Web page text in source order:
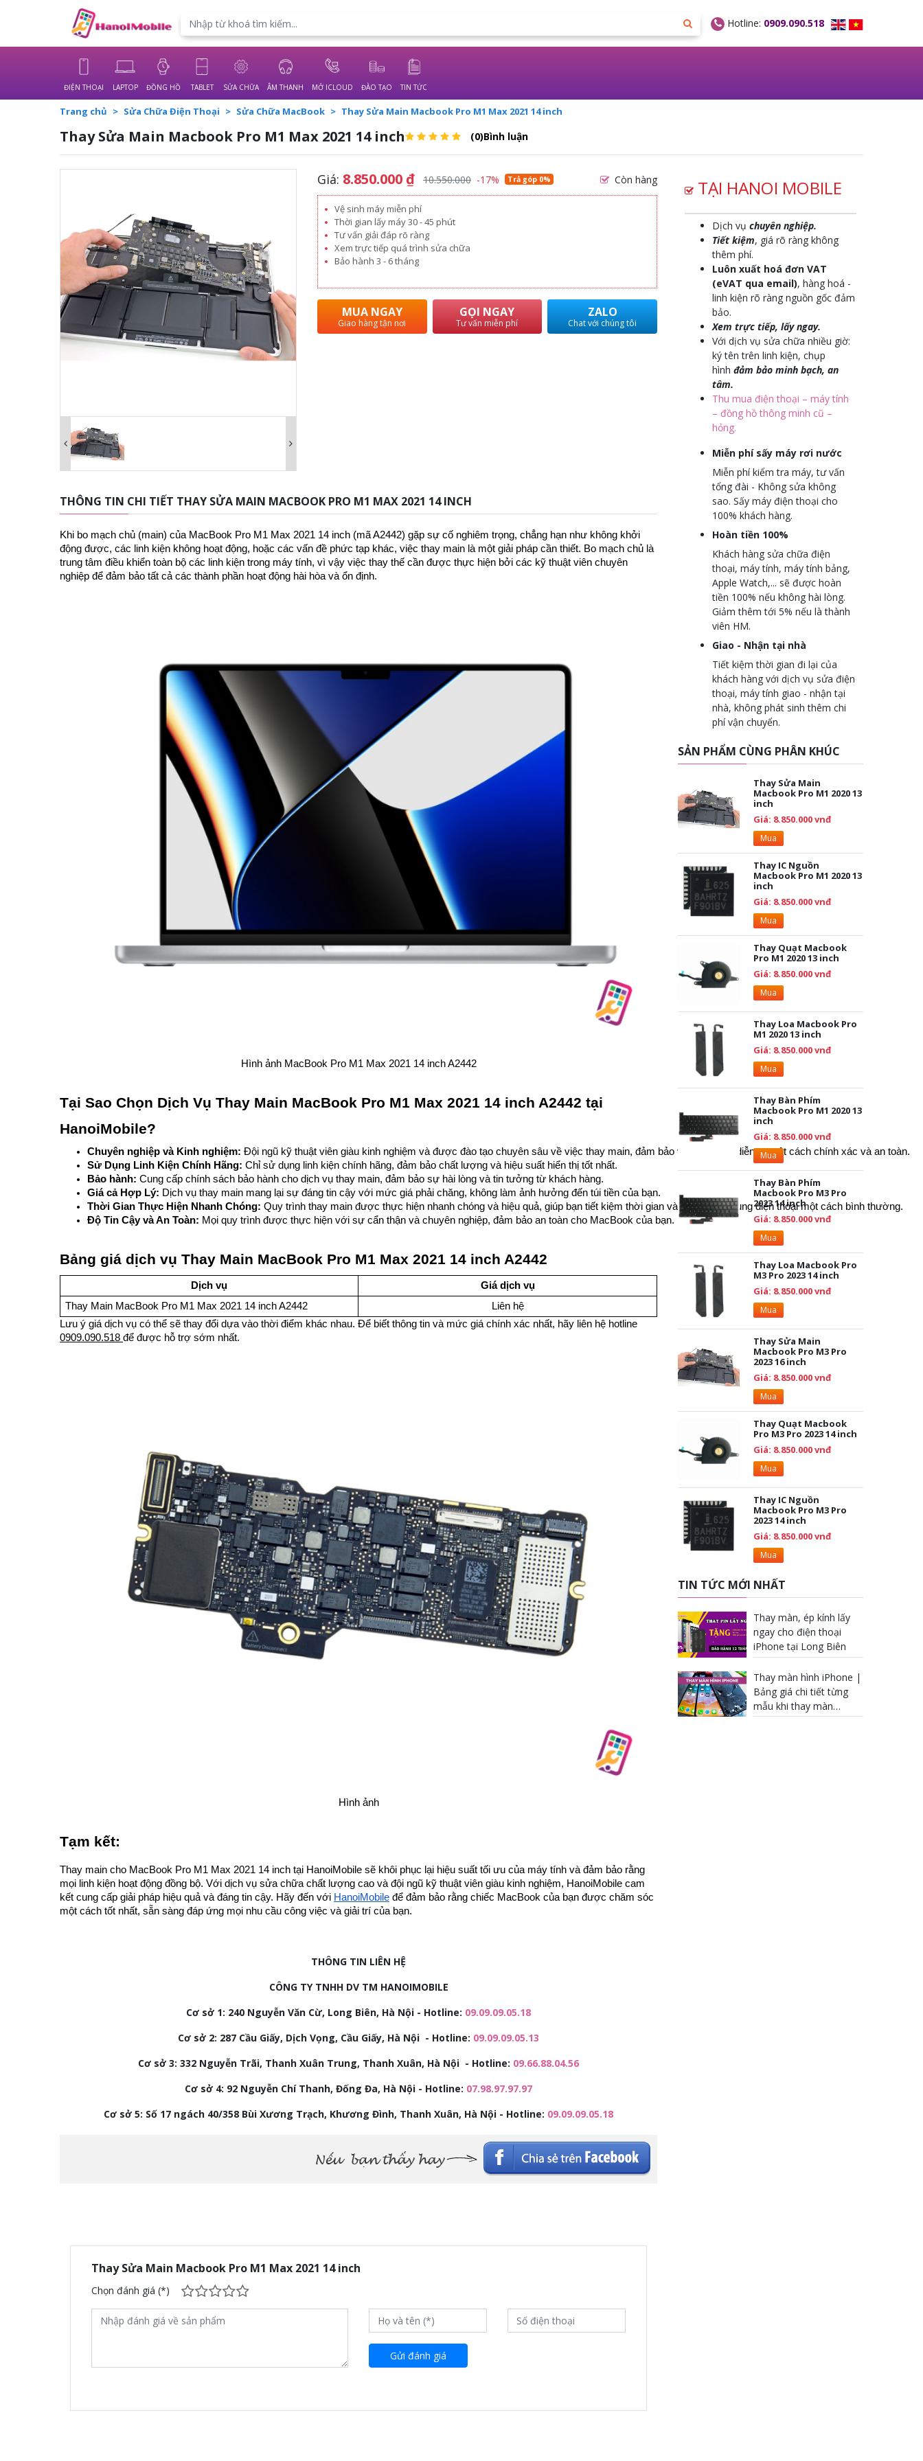
Translate Hotline: 0909.090.518
ĐIỆN THOẠI LAPTOP ĐỒNG HỒ TABLET SỬA CHỮA ÂM THANH MỞ ICLOUD ĐÀO TẠO TIN TỨC
Trang chủ Sửa Chữa Điện Thoại Sửa Chữa MacBook Thay Sửa Main Macbook Pro M1 Max 2021 14 inch
Thay Sửa Main Macbook Pro M1 Max 2021 14 inch (0)Bình luận
Giá: 8.850.000 ₫ 10.550.000 -17% Trả góp 0% Còn hàng
Vệ sinh máy miễn phí
Thời gian lấy máy 30 - 45 phút
Tư vấn giải đáp rõ ràng
Xem trực tiếp quá trình sửa chữa
Bảo hành 3 - 6 tháng
MUA NGAY
Giao hàng tận nơi
GỌI NGAY
Tư vấn miễn phí
ZALO
Chat với chúng tôi
THÔNG TIN CHI TIẾT THAY SỬA MAIN MACBOOK PRO M1 MAX 2021 14 INCH
Khi bo mạch chủ (main) của MacBook Pro M1 Max 2021 14 inch (mã A2442) gặp sự cố nghiêm trọng, chẳng hạn như không khởi
động được, các linh kiện không hoạt động, hoặc các vấn đề phức tạp khác, việc thay main là một giải pháp cần thiết. Bo mạch chủ là
trung tâm điều khiển toàn bộ các linh kiện trong máy tính, vì vậy việc thay thế cần được thực hiện bởi các kỹ thuật viên chuyên
nghiệp để đảm bảo tất cả các thành phần hoạt động hài hòa và ổn định.
Hình ảnh MacBook Pro M1 Max 2021 14 inch A2442
Tại Sao Chọn Dịch Vụ Thay Main MacBook Pro M1 Max 2021 14 inch A2442 tại
HanoiMobile?
Chuyên nghiệp và Kinh nghiệm: Đội ngũ kỹ thuật viên giàu kinh nghiệm và được đào tạo chuyên sâu về việc thay main, đảm bảo việc thay đổi diễn ra một cách chính xác và an toàn.
Sử Dụng Linh Kiện Chính Hãng: Chỉ sử dụng linh kiện chính hãng, đảm bảo chất lượng và hiệu suất hiển thị tốt nhất.
Bảo hành: Cung cấp chính sách bảo hành cho dịch vụ thay main, đảm bảo sự hài lòng và tin tưởng từ khách hàng.
Giá cả Hợp Lý: Dịch vụ thay main mang lại sự đáng tin cậy với mức giá phải chăng, không làm ảnh hưởng đến túi tiền của bạn.
Thời Gian Thực Hiện Nhanh Chóng: Quy trình thay main được thực hiện nhanh chóng và hiệu quả, giúp bạn tiết kiệm thời gian và tiếp tục sử dụng điện thoại một cách bình thường.
Độ Tin Cậy và An Toàn: Mọi quy trình được thực hiện với sự cẩn thận và chuyên nghiệp, đảm bảo an toàn cho MacBook của bạn.
Bảng giá dịch vụ Thay Main MacBook Pro M1 Max 2021 14 inch A2442
Dịch vụ
Giá dịch vụ
Thay Main MacBook Pro M1 Max 2021 14 inch A2442
Liên hệ
Lưu ý giá dịch vụ có thể sẽ thay đổi dựa vào thời điểm khác nhau. Để biết thông tin và mức giá chính xác nhất, hãy liên hệ hotline
0909.090.518 để được hỗ trợ sớm nhất.
Hình ảnh
Tạm kết:
Thay main cho MacBook Pro M1 Max 2021 14 inch tại HanoiMobile sẽ khôi phục lại hiệu suất tối ưu của máy tính và đảm bảo rằng
mọi linh kiện hoạt động đồng bộ. Với dịch vụ sửa chữa chất lượng cao và đội ngũ kỹ thuật viên giàu kinh nghiệm, HanoiMobile cam
kết cung cấp giải pháp hiệu quả và đáng tin cậy. Hãy đến với HanoiMobile để đảm bảo rằng chiếc MacBook của bạn được chăm sóc
một cách tốt nhất, sẵn sàng đáp ứng mọi nhu cầu công việc và giải trí của bạn.
THÔNG TIN LIÊN HỆ
CÔNG TY TNHH DV TM HANOIMOBILE
Cơ sở 1: 240 Nguyễn Văn Cừ, Long Biên, Hà Nội - Hotline: 09.09.09.05.18
Cơ sở 2: 287 Cầu Giấy, Dịch Vọng, Cầu Giấy, Hà Nội - Hotline: 09.09.09.05.13
Cơ sở 3: 332 Nguyễn Trãi, Thanh Xuân Trung, Thanh Xuân, Hà Nội - Hotline: 09.66.88.04.56
Cơ sở 4: 92 Nguyễn Chí Thanh, Đống Đa, Hà Nội - Hotline: 07.98.97.97.97
Cơ sở 5: Số 17 ngách 40/358 Bùi Xương Trạch, Khương Đình, Thanh Xuân, Hà Nội - Hotline: 09.09.09.05.18
Thay Sửa Main Macbook Pro M1 Max 2021 14 inch
Chọn đánh giá (*)
Gửi đánh giá
TẠI HANOI MOBILE
Dịch vụ chuyên nghiệp.
Tiết kiệm, giá rõ ràng không
thêm phí.
Luôn xuất hoá đơn VAT
(eVAT qua email), hàng hoá -
linh kiện rõ ràng nguồn gốc đảm
bảo.
Xem trực tiếp, lấy ngay.
Với dịch vụ sửa chữa nhiều giờ:
ký tên trên linh kiện, chụp
hình đảm bảo minh bạch, an
tâm.
Thu mua điện thoại – máy tính
– đồng hồ thông minh cũ –
hỏng.
Miễn phí sấy máy rơi nước
Miễn phí kiểm tra máy, tư vấn
tổng đài - Không sửa không
sao. Sấy máy điện thoại cho
100% khách hàng.
Hoàn tiền 100%
Khách hàng sửa chữa điện
thoại, máy tính, máy tính bảng,
Apple Watch,... sẽ được hoàn
tiền 100% nếu không hài lòng.
Giảm thêm tới 5% nếu là thành
viên HM.
Giao - Nhận tại nhà
Tiết kiệm thời gian đi lại của
khách hàng với dịch vụ sửa điện
thoại, máy tính giao - nhận tại
nhà, không phát sinh thêm chi
phí vận chuyển.
SẢN PHẨM CÙNG PHÂN KHÚC
Thay Sửa Main
Macbook Pro M1 2020 13
inch
Giá: 8.850.000 vnđ
Mua
Thay IC Nguồn
Macbook Pro M1 2020 13
inch
Giá: 8.850.000 vnđ
Mua
Thay Quạt Macbook
Pro M1 2020 13 inch
Giá: 8.850.000 vnđ
Mua
Thay Loa Macbook Pro
M1 2020 13 inch
Giá: 8.850.000 vnđ
Mua
Thay Bàn Phím
Macbook Pro M1 2020 13
inch
Giá: 8.850.000 vnđ
Mua
Thay Bàn Phím
Macbook Pro M3 Pro
2023 14 inch
Giá: 8.850.000 vnđ
Mua
Thay Loa Macbook Pro
M3 Pro 2023 14 inch
Giá: 8.850.000 vnđ
Mua
Thay Sửa Main
Macbook Pro M3 Pro
2023 16 inch
Giá: 8.850.000 vnđ
Mua
Thay Quạt Macbook
Pro M3 Pro 2023 14 inch
Giá: 8.850.000 vnđ
Mua
Thay IC Nguồn
Macbook Pro M3 Pro
2023 14 inch
Giá: 8.850.000 vnđ
Mua
TIN TỨC MỚI NHẤT
Thay màn, ép kính lấy
ngay cho điện thoại
iPhone tại Long Biên
Thay màn hình iPhone |
Bảng giá chi tiết từng
mẫu khi thay màn
iPhone